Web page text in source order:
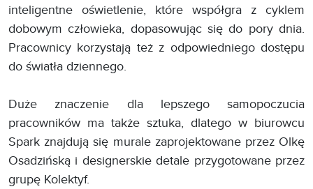
inteligentne oświetlenie, które współgra z cyklem
dobowym człowieka, dopasowując się do pory dnia.
Pracownicy korzystają też z odpowiedniego dostępu
do światła dziennego.
Duże znaczenie dla lepszego samopoczucia
pracowników ma także sztuka, dlatego w biurowcu
Spark znajdują się murale zaprojektowane przez Olkę
Osadzińską i designerskie detale przygotowane przez
grupę Kolektyf.